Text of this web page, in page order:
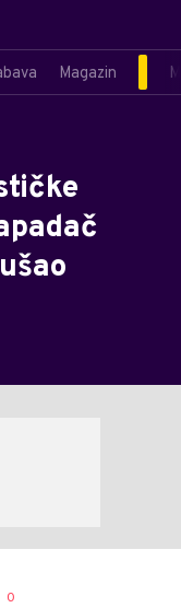
Magazin
0